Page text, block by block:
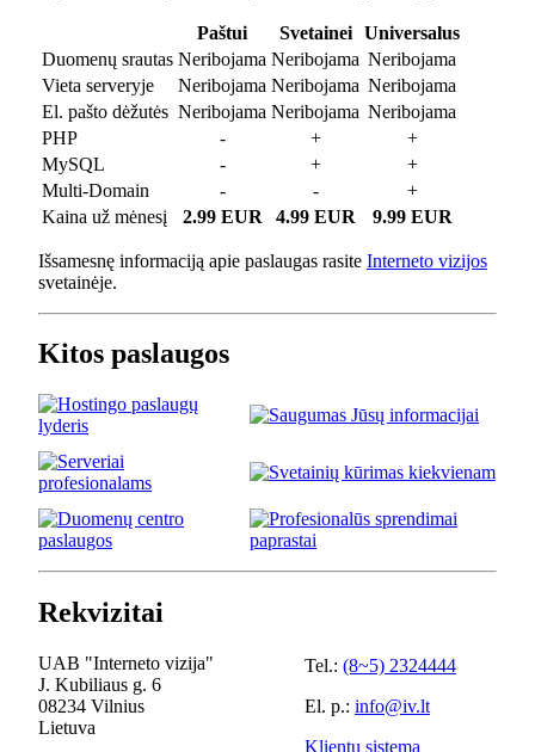
Paštui Svetainei
Universalus
Duomenų srautas Neribojama Neribojama Neribojama
Vieta serveryje
Neribojama Neribojama Neribojama
El. pašto dėžutės Neribojama Neribojama Neribojama
PHP
- +
+
MySQL
- +
+
Multi-Domain
- -
+
Kaina už mėnesį
2.99 EUR 4.99 EUR 9.99 EUR
Išsamesnę informaciją apie paslaugas rasite Interneto vizijos
svetainėje.
Kitos paslaugos
Rekvizitai
UAB "Interneto vizija"
J. Kubiliaus g. 6
08234 Vilnius
Lietuva
Tel.: (8~5) 2324444
El. p.: info@iv.lt
Klientų sistema